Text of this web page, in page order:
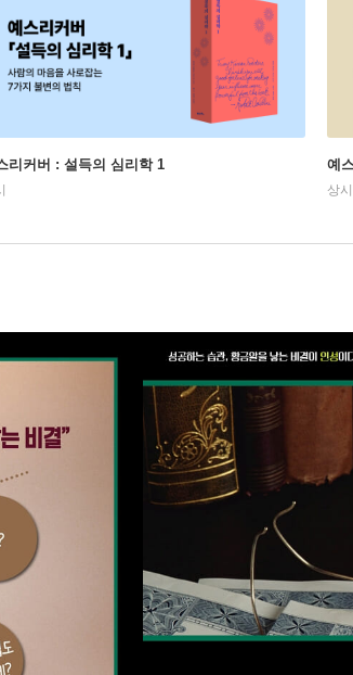
리커버 : 설득의 심리학 1 예
상시